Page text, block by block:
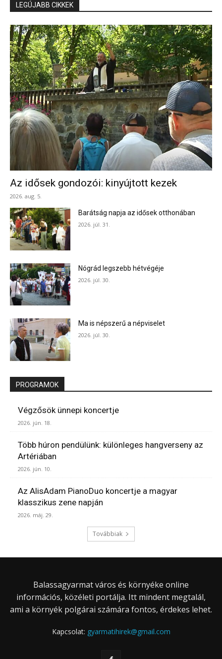
LEGÚJABB CIKKEK
Az idősek gondozói: kinyújtott kezek
2026. aug. 5.
Barátság napja az idősek otthonában
2026. júl. 31.
Nógrád legszebb hétvégéje
2026. júl. 30.
Ma is népszerű a népviselet
2026. júl. 30.
PROGRAMOK
Végzősök ünnepi koncertje
2026. jún. 18.
Több húron pendülünk: különleges hangverseny az
Artériában
2026. jún. 10.
Az AlisAdam PianoDuo koncertje a magyar
klasszikus zene napján
2026. máj. 29.
Továbbiak
Balassagyarmat város és környéke online
információs, közéleti portálja. Itt mindent megtalál,
ami a környék polgárai számára fontos, érdekes lehet.
Kapcsolat: gyarmatihirek@gmail.com